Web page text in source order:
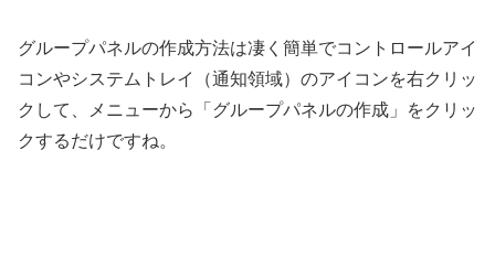
グループパネルの作成方法は凄く簡単でコントロールアイ
コンやシステムトレイ（通知領域）のアイコンを右クリッ
クして、メニューから「グループパネルの作成」をクリッ
クするだけですね。